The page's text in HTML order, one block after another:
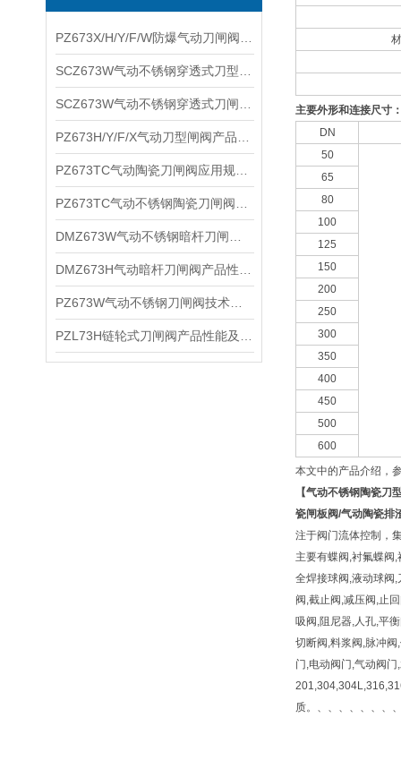
主要外形和连接尺寸
DN
50
65
80
100
125
150
200
250
300
350
400
450
500
600
本文中的产品介绍，
【气动不锈钢陶瓷刀
瓷闸板阀/气动陶瓷排
注于阀门流体控制，
主要有蝶阀,衬氟蝶阀
全焊接球阀,液动球阀
阀,截止阀,减压阀,止
吸阀,阻尼器,人孔,平
切断阀,料浆阀,脉冲
门,电动阀门,气动阀
质。、、、、、、、